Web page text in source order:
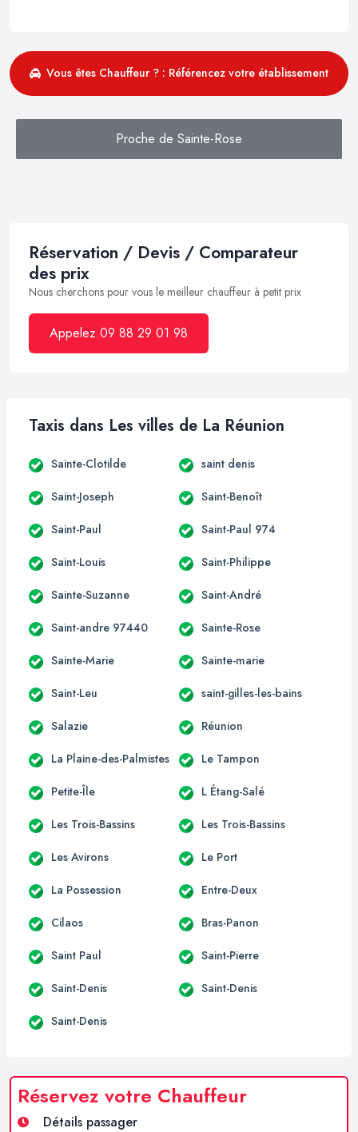
Vous êtes Chauffeur ? : Référencez votre établissement
Proche de Sainte-Rose
Réservation / Devis / Comparateur
des prix
Nous cherchons pour vous le meilleur chauffeur à petit prix
Appelez 09 88 29 01 98
Taxis dans Les villes de La Réunion
Sainte-Clotilde saint denis
Saint-Joseph Saint-Benoît
Saint-Paul Saint-Paul 974
Saint-Louis Saint-Philippe
Sainte-Suzanne Saint-André
Saint-andre 97440 Sainte-Rose
Sainte-Marie Sainte-marie
Saint-Leu saint-gilles-les-bains
Salazie Réunion
La Plaine-des-Palmistes Le Tampon
Petite-Île L Étang-Salé
Les Trois-Bassins Les Trois-Bassins
Les Avirons Le Port
La Possession Entre-Deux
Cilaos Bras-Panon
Saint Paul Saint-Pierre
Saint-Denis Saint-Denis
Saint-Denis
Réservez votre Chauffeur
Détails passager